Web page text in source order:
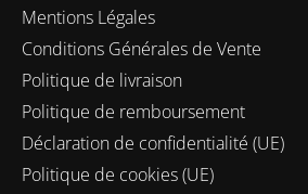
Mentions Légales
Conditions Générales de Vente
Politique de livraison
Politique de remboursement
Déclaration de confidentialité (UE)
Politique de cookies (UE)